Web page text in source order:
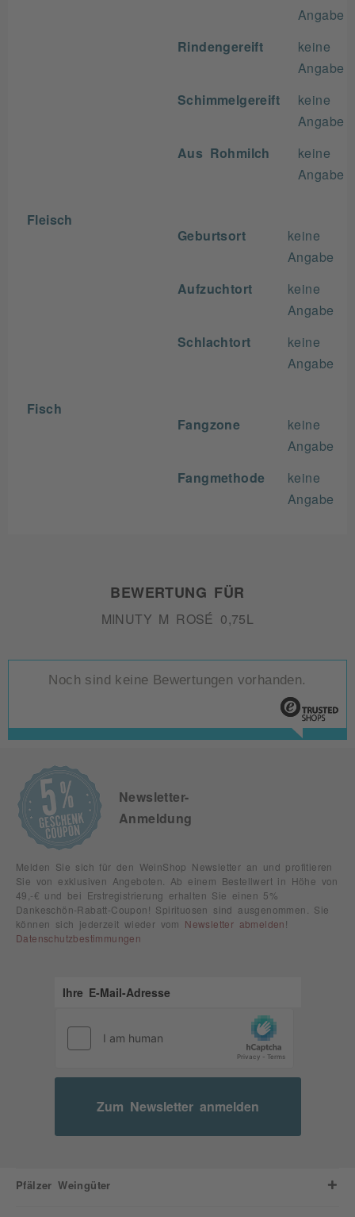
Angabe
Rindengereift
keine
Angabe
Schimmelgereift
keine
Angabe
Aus Rohmilch
keine
Angabe
Fleisch
Geburtsort
keine
Angabe
Aufzuchtort
keine
Angabe
Schlachtort
keine
Angabe
Fisch
Fangzone
keine
Angabe
Fangmethode
keine
Angabe
BEWERTUNG FÜR
MINUTY M ROSÉ 0,75L
Noch sind keine Bewertungen vorhanden.
Newsletter-
Anmeldung
Melden Sie sich für den WeinShop Newsletter an und profitieren
Sie von exklusiven Angeboten. Ab einem Bestellwert in Höhe von
49,-€ und bei Erstregistrierung erhalten Sie einen 5%
Dankeschön-Rabatt-Coupon! Spirituosen sind ausgenommen. Sie
können sich jederzeit wieder vom Newsletter abmelden !
Datenschutzbestimmungen
Zum Newsletter anmelden
Pfälzer Weingüter